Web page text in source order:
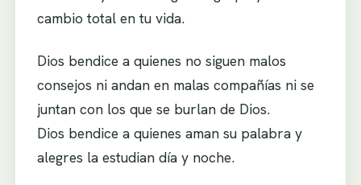
cambio total en tu vida.
Dios bendice a quienes no siguen malos
consejos ni andan en malas compañías ni se
juntan con los que se burlan de Dios.
Dios bendice a quienes aman su palabra y
alegres la estudian día y noche.